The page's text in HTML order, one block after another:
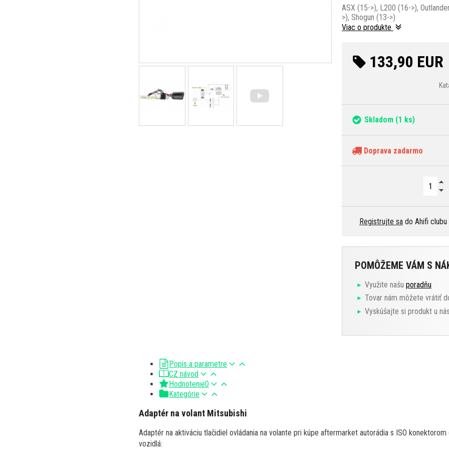
ASX (15->), L200 (16->),
>), Shogun (13->)
Viac o produkte
133,90 EUR
Skladom (1 ks)
Doprava zadarmo
Registrujte sa do Ahifi
POMÔŽEME VÁM S
Využite našu poradňu
Tovar nám môžete vrátiť
Vyskúšajte si produkt u nás
Popis a parametre
CZ návod
Hodnotenie0
Kategórie
Adaptér na volant Mitsubishi
Adaptér na aktiváciu tlačidiel ovládania na volante pri kúpe aftermarket autorádia s ISO
vozidlá: